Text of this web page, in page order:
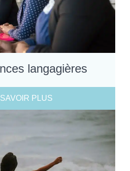
langagières
PLUS